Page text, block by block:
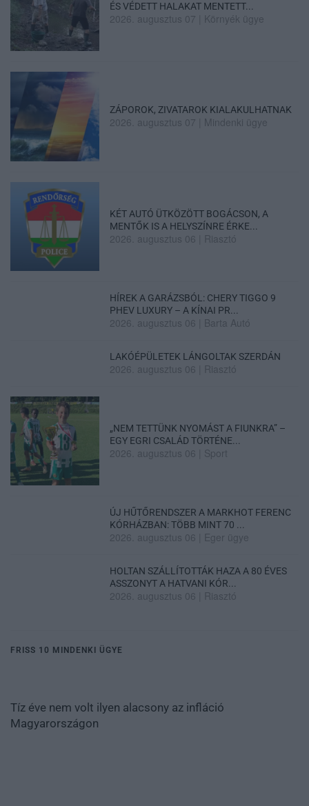
ÉS VÉDETT HALAKAT MENTETT...
2026. augusztus 07 Környék ügye
ZÁPOROK, ZIVATAROK KIALAKULHATNAK
2026. augusztus 07 Mindenki ügye
KÉT AUTÓ ÜTKÖZÖTT BOGÁCSON, A
MENTŐK IS A HELYSZÍNRE ÉRKE...
2026. augusztus 06 Riasztó
HÍREK A GARÁZSBÓL: CHERY TIGGO 9
PHEV LUXURY – A KÍNAI PR...
2026. augusztus 06 Barta Autó
LAKÓÉPÜLETEK LÁNGOLTAK SZERDÁN
2026. augusztus 06 Riasztó
„NEM TETTÜNK NYOMÁST A FIUNKRA” –
EGY EGRI CSALÁD TÖRTÉNE...
2026. augusztus 06 Sport
ÚJ HŰTŐRENDSZER A MARKHOT FERENC
KÓRHÁZBAN: TÖBB MINT 70 ...
2026. augusztus 06 Eger ügye
HOLTAN SZÁLLÍTOTTÁK HAZA A 80 ÉVES
ASSZONYT A HATVANI KÓR...
2026. augusztus 06 Riasztó
FRISS 10 MINDENKI ÜGYE
Tíz éve nem volt ilyen alacsony az infláció
Magyarországon